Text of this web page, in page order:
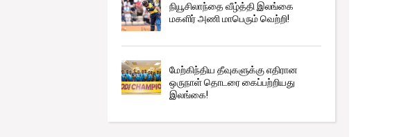
நியூசிலாந்தை வீழ்த்தி இலங்கை
மகளிர் அணி மாபெரும் வெற்றி!
மேற்கிந்திய தீவுகளுக்கு எதிரான
ஒருநாள் தொடரை கைப்பற்றியது
இலங்கை!